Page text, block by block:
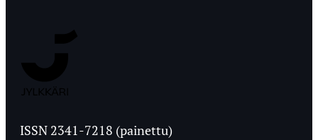
Ylioppilaslehti
ISSN 2341-7218 (painettu)